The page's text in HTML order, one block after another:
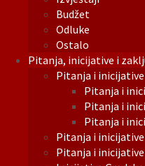
Budžet
Odluke
Ostalo
Pitanja, inicijative i
Pitanja i
Pitanja i
Pitanja i
Pitanja i
Pitanja i
Pitanja i